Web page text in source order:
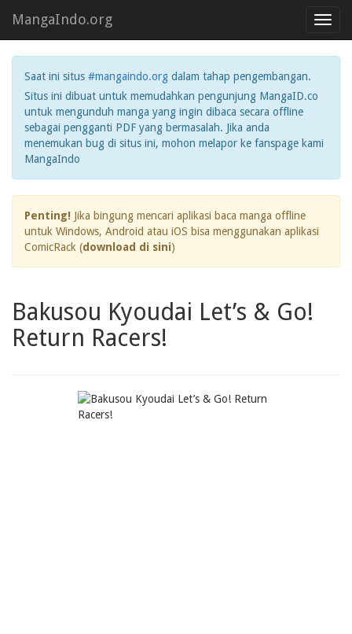
MangaIndo.org
Saat ini situs #mangaindo.org dalam tahap pengembangan.
Situs ini dibuat untuk memudahkan pengunjung MangaID.co
untuk mengunduh manga yang ingin dibaca secara offline
sebagai pengganti PDF yang bermasalah. Jika anda
menemukan bug di situs ini, mohon melapor ke fanspage kami
MangaIndo
Penting! Jika bingung mencari aplikasi baca manga offline
untuk Windows, Android atau iOS bisa menggunakan aplikasi
ComicRack (download di sini)
Bakusou Kyoudai Let’s & Go!
Return Racers!